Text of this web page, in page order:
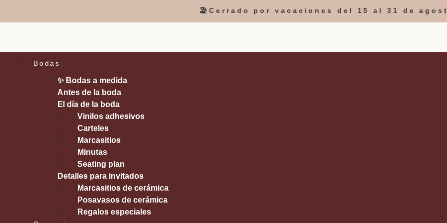
🏖️Cerrado por vacaciones del 15 al 31 de
Bodas
✨ Bodas a medida
Antes de la boda
El día de la boda
Vinilos adhesivos
Carteles
Marcasitios
Minutas
Seating plan
Detalles para invitados
Marcasitios de cerámica
Posavasos de cerámica
Regalos especiales